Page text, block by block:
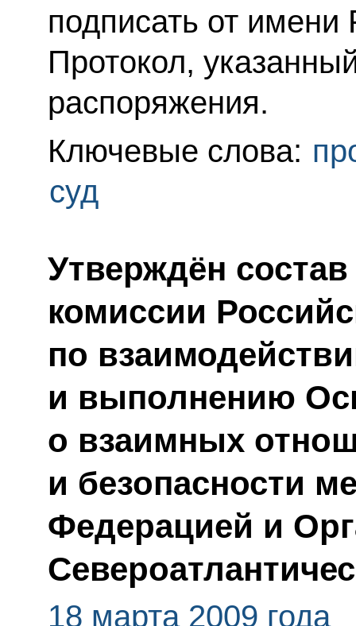
подписать от
Протокол,
распоряжения.
Ключевые слова:
суд
Утверждён
комиссии
по
и выполнению
о взаимных
и безопасности
Федерацией и
18 марта 2009 года